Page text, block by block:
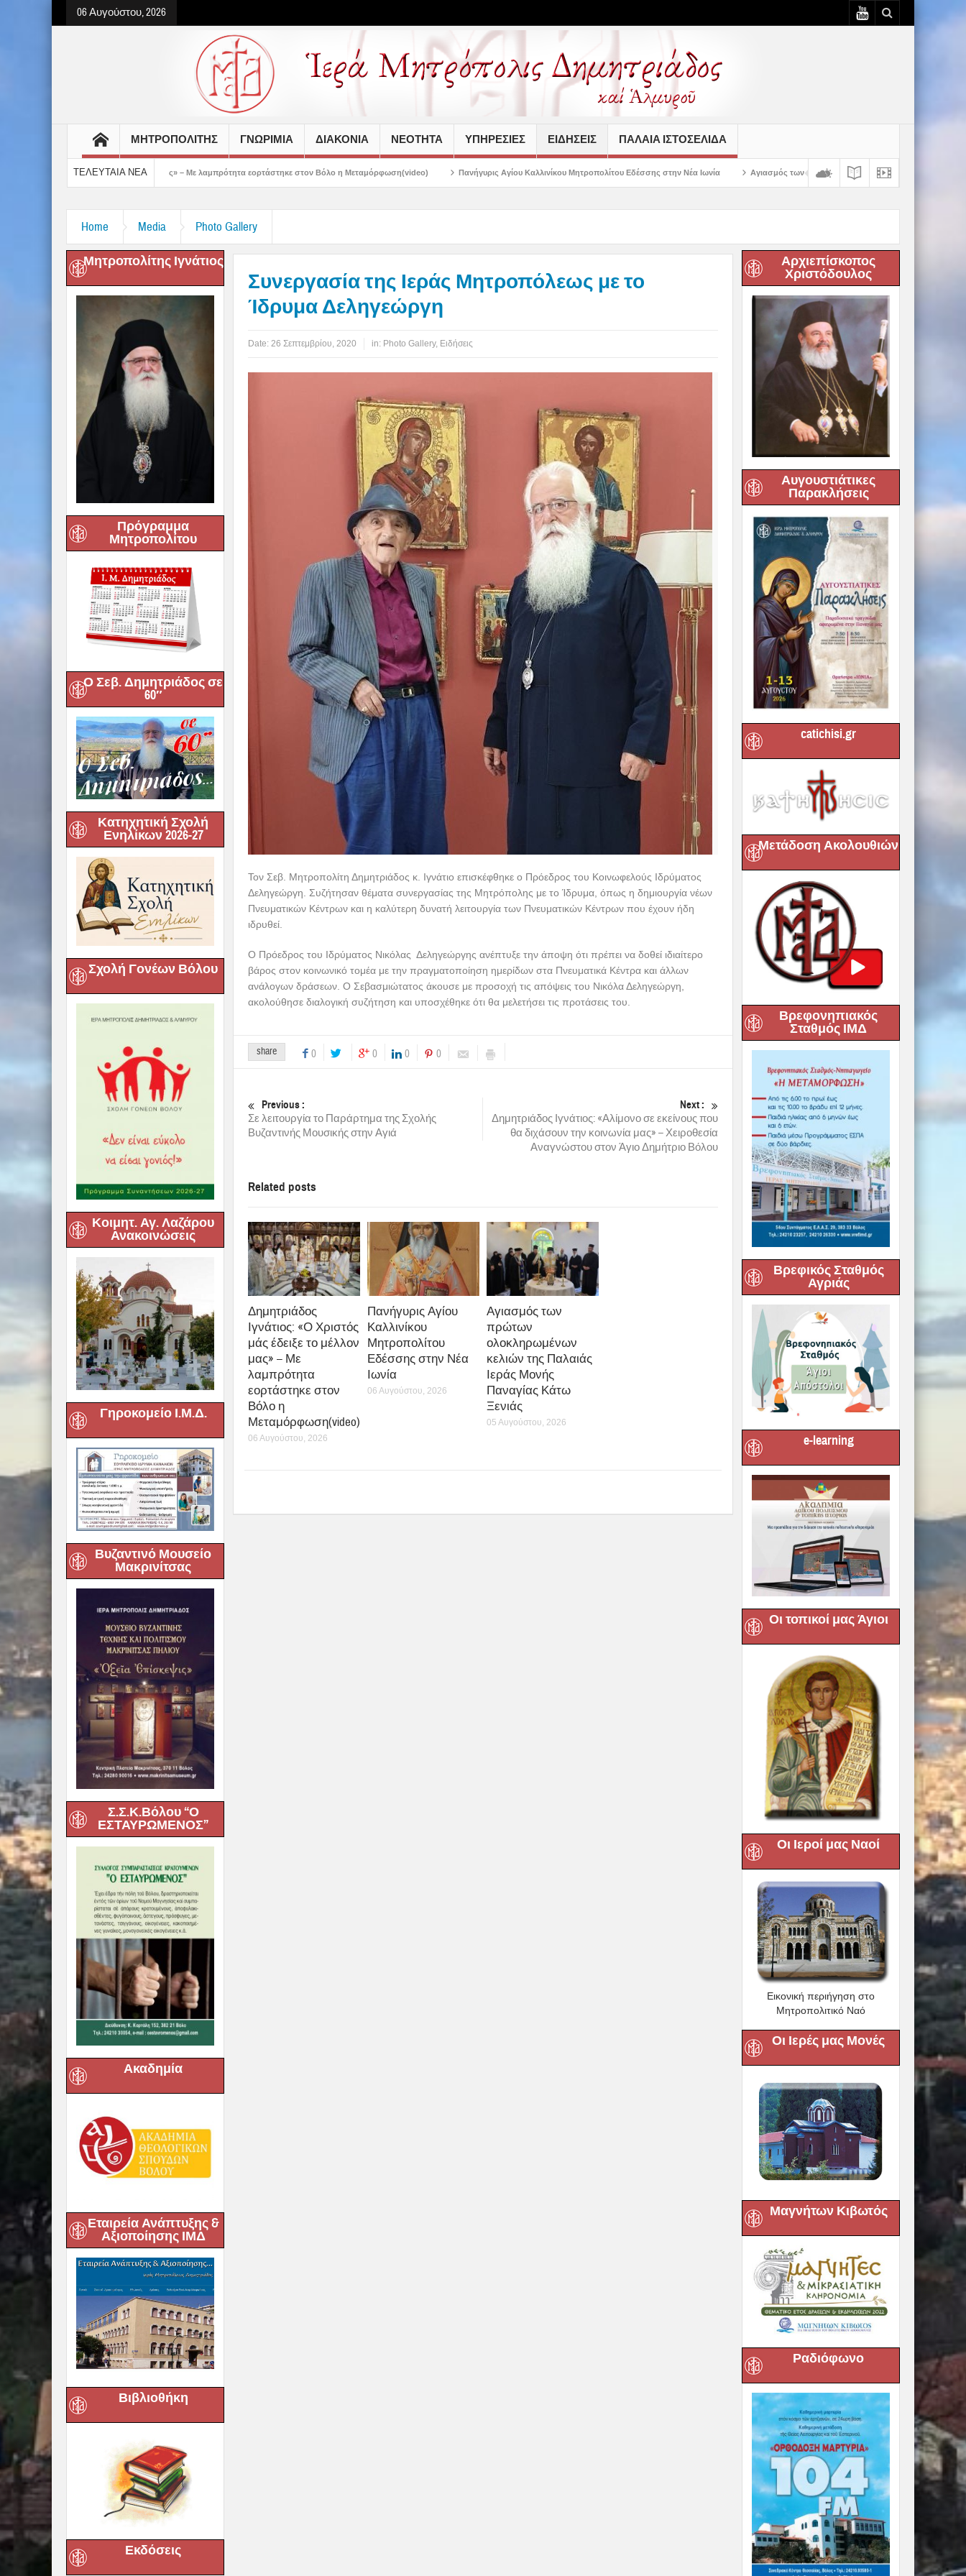
06 Αυγούστου, 2026
ΜΗΤΡΟΠΟΛΙΤΗΣ ΓΝΩΡΙΜΙΑ ΔΙΑΚΟΝΙΑ ΝΕΟΤΗΤΑ ΥΠΗΡΕΣΙΕΣ ΕΙΔΗΣΕΙΣ ΠΑΛΑΙΆ ΙΣΤΟΣΕΛΊΔΑ
ΤΕΛΕΥΤΑΙΑ ΝΕΑ
έδειξε το μέλλον μας» – Με λαμπρότητα εορτάστηκε στον Βόλο η Μεταμόρφωση(video) Πανήγυρις Αγίου Καλλινίκου Μητροπολίτου Εδέσσης στην Νέα Ιωνία Αγιασμός των πρώτων ολοκληρωμένων κελιών της Παλαιάς Ιεράς Μονής
Home Media Photo Gallery
Μητροπολίτης Ιγνάτιος
Πρόγραμμα
Μητροπολίτου
Ο Σεβ. Δημητριάδος σε
60″
Κατηχητική Σχολή
Ενηλίκων 2026-27
Σχολή Γονέων Βόλου
Κοιμητ. Αγ. Λαζάρου
Ανακοινώσεις
Γηροκομείο Ι.Μ.Δ.
Βυζαντινό Μουσείο
Μακρινίτσας
Σ.Σ.Κ.Βόλου “Ο
ΕΣΤΑΥΡΩΜΕΝΟΣ”
Ακαδημία
Εταιρεία Ανάπτυξης &
Αξιοποίησης ΙΜΔ
Βιβλιοθήκη
Εκδόσεις
Συνεργασία της Ιεράς Μητροπόλεως με το
Ίδρυμα Δεληγεώργη
Date: 26 Σεπτεμβρίου, 2020 in: Photo Gallery, Ειδήσεις
Τον Σεβ. Μητροπολίτη Δημητριάδος κ. Ιγνάτιο επισκέφθηκε ο Πρόεδρος του Κοινωφελούς Ιδρύματος
Δεληγεώργη. Συζήτησαν θέματα συνεργασίας της Μητρόπολης με το Ίδρυμα, όπως η δημιουργία νέων
Πνευματικών Κέντρων και η καλύτερη δυνατή λειτουργία των Πνευματικών Κέντρων που έχουν ήδη
ιδρυθεί.
Ο Πρόεδρος του Ιδρύματος Νικόλας Δεληγεώργης ανέπτυξε την άποψη ότι πρέπει να δοθεί ιδιαίτερο
βάρος στον κοινωνικό τομέα με την πραγματοποίηση ημερίδων στα Πνευματικά Κέντρα και άλλων
ανάλογων δράσεων. Ο Σεβασμιώτατος άκουσε με προσοχή τις απόψεις του Νικόλα Δεληγεώργη,
ακολούθησε διαλογική συζήτηση και υποσχέθηκε ότι θα μελετήσει τις προτάσεις του.
share 0 0 0 0
Previous :
Σε λειτουργία το Παράρτημα της Σχολής
Βυζαντινής Μουσικής στην Αγιά
Next :
Δημητριάδος Ιγνάτιος: «Αλίμονο σε εκείνους που
θα διχάσουν την κοινωνία μας» – Χειροθεσία
Αναγνώστου στον Άγιο Δημήτριο Βόλου
Related posts
Δημητριάδος
Ιγνάτιος: «Ο Χριστός
μάς έδειξε το μέλλον
μας» – Με
λαμπρότητα
εορτάστηκε στον
Βόλο η
Μεταμόρφωση(video)
06 Αυγούστου, 2026
Πανήγυρις Αγίου
Καλλινίκου
Μητροπολίτου
Εδέσσης στην Νέα
Ιωνία
06 Αυγούστου, 2026
Αγιασμός των
πρώτων
ολοκληρωμένων
κελιών της Παλαιάς
Ιεράς Μονής
Παναγίας Κάτω
Ξενιάς
05 Αυγούστου, 2026
Αρχιεπίσκοπος
Χριστόδουλος
Αυγουστιάτικες
Παρακλήσεις
catichisi.gr
Μετάδοση Ακολουθιών
Βρεφονηπιακός
Σταθμός ΙΜΔ
Βρεφικός Σταθμός
Αγριάς
e-learning
Οι τοπικοί μας Άγιοι
Οι Ιεροί μας Ναοί
Εικονική περιήγηση στο
Μητροπολιτικό Ναό
Οι Ιερές μας Μονές
Μαγνήτων Κιβωτός
Ραδιόφωνο